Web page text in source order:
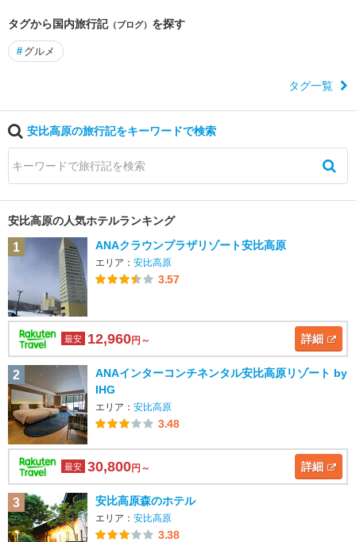
タグから国内旅行記（ブログ） を探す
# グルメ
タグ一覧
安比高原の旅行記をキーワードで検索
安比高原の人気ホテルランキング
1 ANAクラウンプラザリゾート安比高原
エリア： 安比高原
3.57
最安 12,960円～ 詳細
2
ANAインターコンチネンタル安比高原リゾート by
IHG
エリア： 安比高原
3.48
最安 30,800円～ 詳細
3 安比高原森のホテル
エリア： 安比高原
3.38